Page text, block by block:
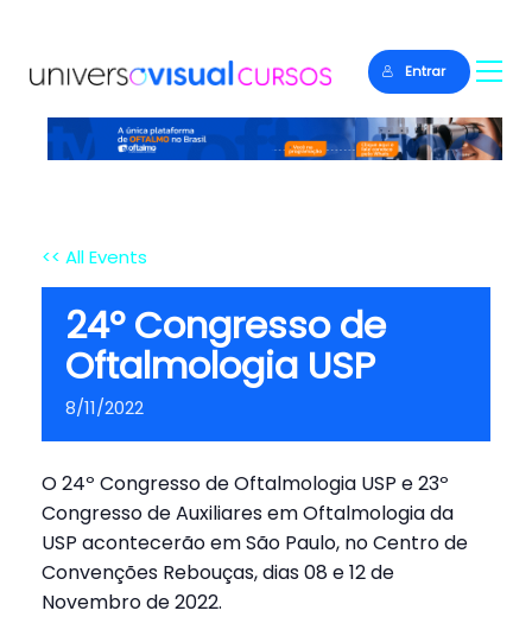
Entrar
<< All Events
24º Congresso de
Oftalmologia USP
8/11/2022
O 24º Congresso de Oftalmologia USP e 23º
Congresso de Auxiliares em Oftalmologia da
USP acontecerão em São Paulo, no Centro de
Convenções Rebouças, dias 08 e 12 de
Novembro de 2022.